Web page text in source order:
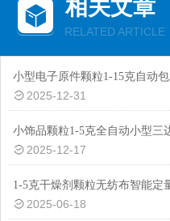
相关文章
RELATED ARTICLE
2025-12-31
2025-12-17
2025-06-18